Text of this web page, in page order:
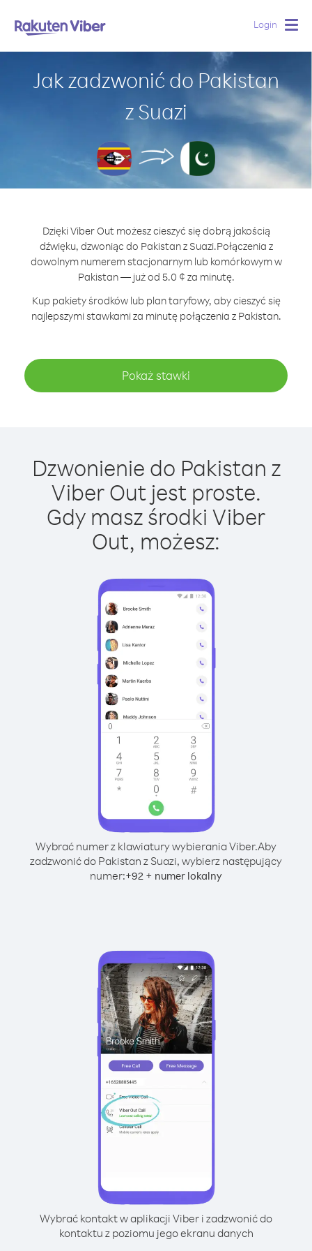
Login
Jak zadzwonić do Pakistan
z Suazi
Dzięki Viber Out możesz cieszyć się dobrą jakością
dźwięku, dzwoniąc do Pakistan z Suazi.Połączenia z
dowolnym numerem stacjonarnym lub komórkowym w
Pakistan — już od 5.0 ¢ za minutę.
Kup pakiety środków lub plan taryfowy, aby cieszyć się
najlepszymi stawkami za minutę połączenia z Pakistan.
Pokaż stawki
Dzwonienie do Pakistan z
Viber Out jest proste.
Gdy masz środki Viber
Out, możesz:
Wybrać numer z klawiatury wybierania Viber.Aby
zadzwonić do Pakistan z Suazi, wybierz następujący
numer:+92 + numer lokalny
Wybrać kontakt w aplikacji Viber i zadzwonić do
kontaktu z poziomu jego ekranu danych